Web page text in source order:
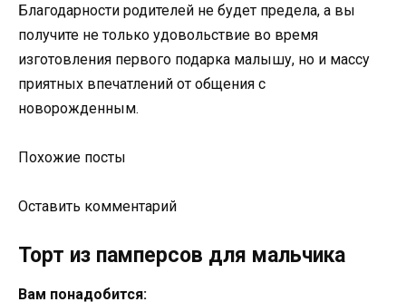
Благодарности родителей не будет предела, а вы
получите не только удовольствие во время
изготовления первого подарка малышу, но и массу
приятных впечатлений от общения с
новорожденным.
Похожие посты
Оставить комментарий
Торт из памперсов для мальчика
Вам понадобится: